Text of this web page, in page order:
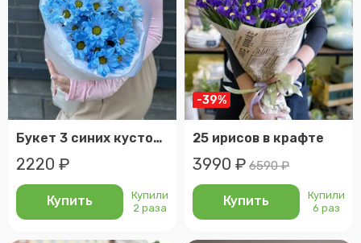
Букет 3 синих кустовых хризантемы
2220 ₽
Купить
Купили
2 раза
-39%
25 ирисов в крафте
3990 ₽ 6590 ₽
Купить
Купили
6 раз